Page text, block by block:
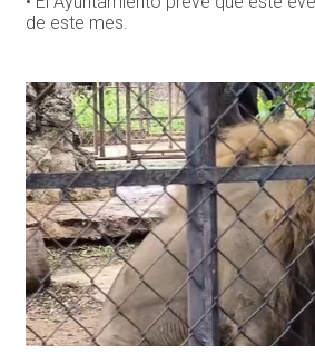
de este mes.